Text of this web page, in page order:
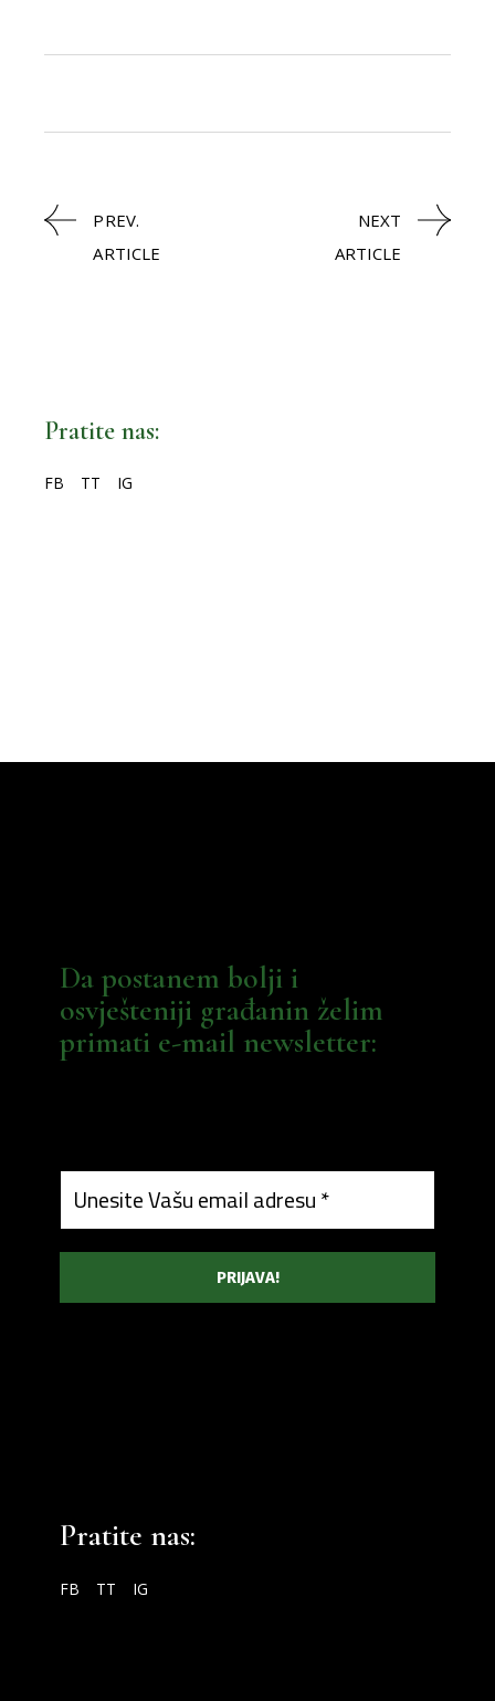
Pratite nas:
FB TT IG
PREV.
ARTICLE
NEXT
ARTICLE
Da postanem bolji i
osvješteniji građanin želim
primati e-mail newsletter:
Pratite nas:
FB TT IG